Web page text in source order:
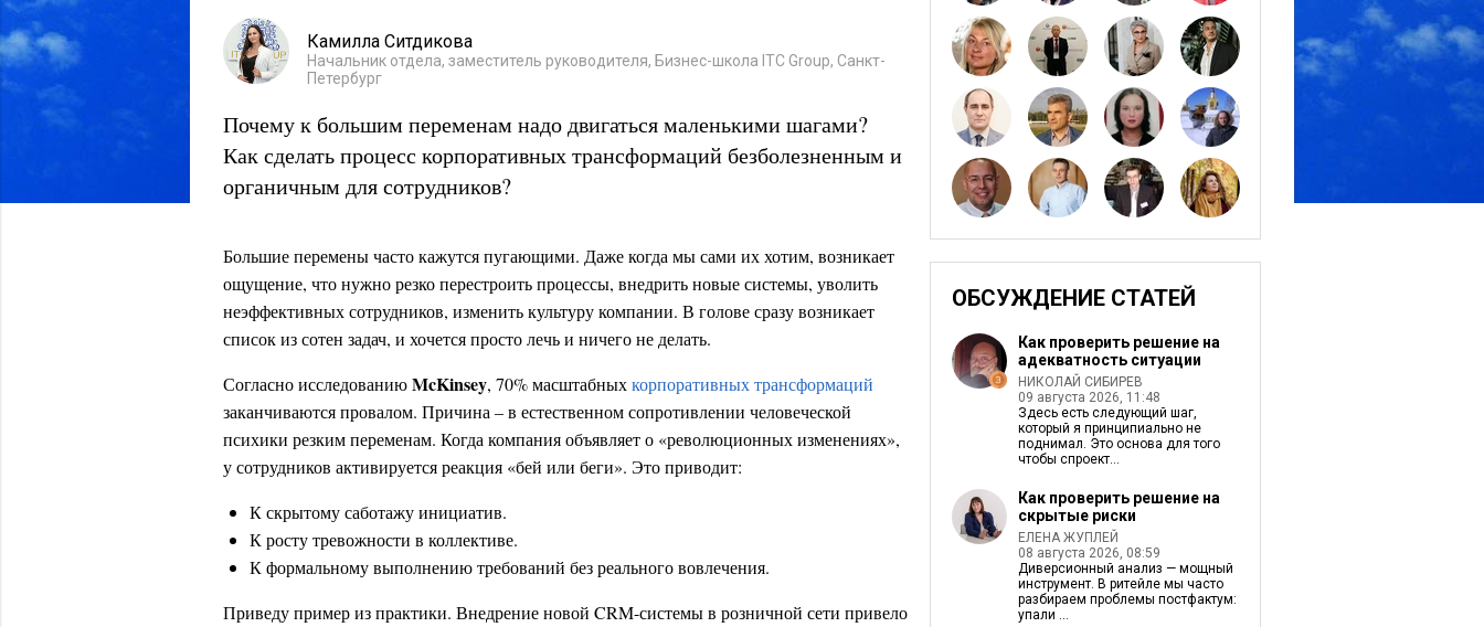
Камилла Ситдикова
Начальник отдела, заместитель руководителя, Бизнес-школа ITC Group, Санкт-
Петербург
Почему к большим переменам надо двигаться маленькими шагами?
Как сделать процесс корпоративных трансформаций безболезненным и
органичным для сотрудников?
Большие перемены часто кажутся пугающими. Даже когда мы сами их хотим, возникает
ощущение, что нужно резко перестроить процессы, внедрить новые системы, уволить
неэффективных сотрудников, изменить культуру компании. В голове сразу возникает
список из сотен задач, и хочется просто лечь и ничего не делать.​
Согласно исследованиюMcKinsey, 70% масштабныхкорпоративных трансформаций
заканчиваются провалом. Причина – в естественном сопротивлении человеческой
психики резким переменам. Когда компания объявляет о «революционных изменениях»,
у сотрудников активируется реакция «бей или беги». Это приводит:
К скрытому саботажу инициатив.
К росту тревожности в коллективе.
К формальному выполнению требований без реального вовлечения.
Приведу пример из практики. Внедрение новой CRM-системы в розничной сети привело
ОБСУЖДЕНИЕ СТАТЕЙ
Как проверить решение на
адекватность ситуации
НИКОЛАЙ СИБИРЕВ
09 августа 2026, 11:48
Здесь есть следующий шаг,
который я принципиально не
поднимал. Это основа для того
чтобы спроект...
Как проверить решение на
скрытые риски
ЕЛЕНА ЖУПЛЕЙ
08 августа 2026, 08:59
Диверсионный анализ — мощный
инструмент. В ритейле мы часто
разбираем проблемы постфактум:
упали ...